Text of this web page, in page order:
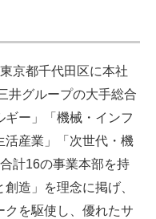
京都千代田区に本社
井グループの大手総合
ー」「機械・インフ
活産業」「次世代・機
計16の事業本部を持
造」を理念に掲げ、
クを駆使し、優れたサ